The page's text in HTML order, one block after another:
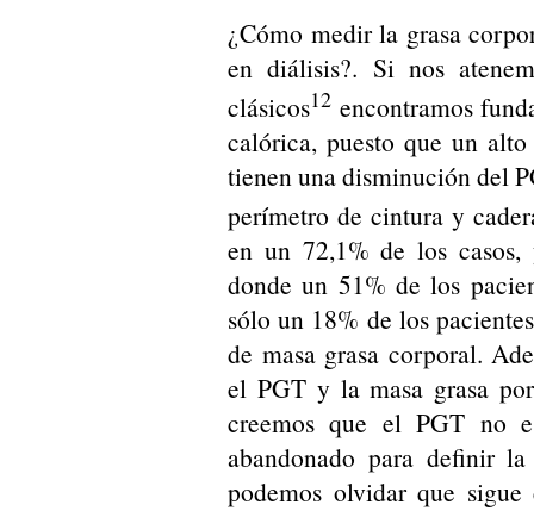
¿Cómo medir la grasa
en diálisis?. Si nos
clásicos12 encontramos
calórica, puesto que un
tienen una disminución del
perímetro de cintura y
en un 72,1% de los
donde un 51% de los
sólo un 18% de los
de masa grasa corporal.
el PGT y la masa grasa
creemos que el PGT no
abandonado para definir
podemos olvidar que